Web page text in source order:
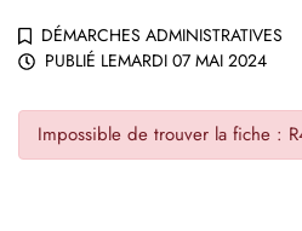
DÉMARCHES ADMINISTRATIVES
PUBLIÉ LEMARDI 07 MAI 2024
Impossible de trouver la fiche :